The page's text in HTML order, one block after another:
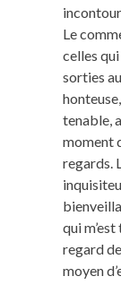
Le
celles
sorties
tenable,
moment
regards.
qui
regard
moyen